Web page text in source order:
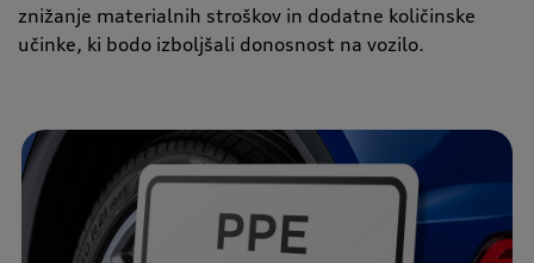
znižanje materialnih stroškov in dodatne količinske
učinke, ki bodo izboljšali donosnost na vozilo.